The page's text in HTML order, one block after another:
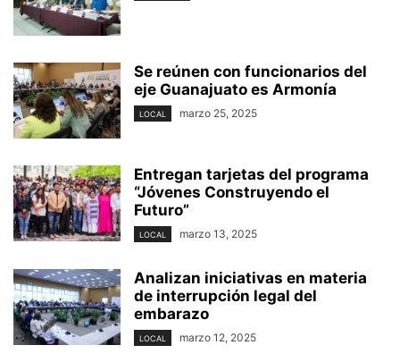
Se reúnen con funcionarios del
eje Guanajuato es Armonía
LOCAL marzo 25, 2025
Entregan tarjetas del programa
“Jóvenes Construyendo el
Futuro”
LOCAL marzo 13, 2025
Analizan iniciativas en materia
de interrupción legal del
embarazo
LOCAL marzo 12, 2025